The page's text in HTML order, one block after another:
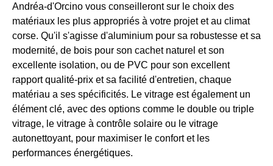
Andréa-d'Orcino vous conseilleront sur le choix des
matériaux les plus appropriés à votre projet et au climat
corse. Qu'il s'agisse d'aluminium pour sa robustesse et sa
modernité, de bois pour son cachet naturel et son
excellente isolation, ou de PVC pour son excellent
rapport qualité-prix et sa facilité d'entretien, chaque
matériau a ses spécificités. Le vitrage est également un
élément clé, avec des options comme le double ou triple
vitrage, le vitrage à contrôle solaire ou le vitrage
autonettoyant, pour maximiser le confort et les
performances énergétiques.